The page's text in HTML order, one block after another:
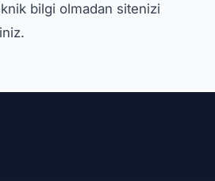
bilgi olmadan sitenizi